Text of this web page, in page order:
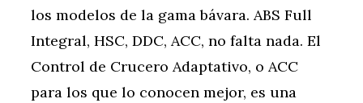
los modelos de la gama bávara. ABS Full
Integral, HSC, DDC, ACC, no falta nada. El
Control de Crucero Adaptativo, o ACC
para los que lo conocen mejor, es una